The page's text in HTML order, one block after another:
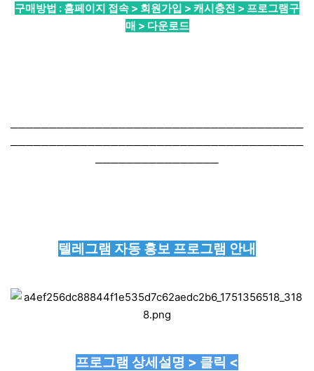
구매방법 : 홈페이지 접속 > 회원가입 > 캐시충전 > 프로그램구
매 > 다운로드
──────────────────────────────────────
──────────────────────────────────────
────────────────
텔레그램 자동 홍보 프로그램 안내
프로그램 상세설명 > 클릭 <